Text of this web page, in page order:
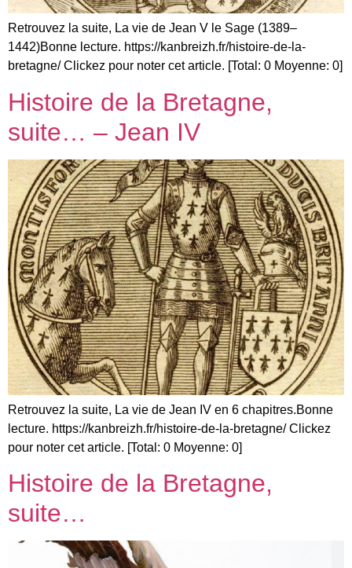
Retrouvez la suite, La vie de Jean V le Sage (1389–
1442)Bonne lecture. https://kanbreizh.fr/histoire-de-la-
bretagne/ Clickez pour noter cet article. [Total: 0 Moyenne: 0]
Histoire de la Bretagne,
suite… – Jean IV
Retrouvez la suite, La vie de Jean IV en 6 chapitres.Bonne
lecture. https://kanbreizh.fr/histoire-de-la-bretagne/ Clickez
pour noter cet article. [Total: 0 Moyenne: 0]
Histoire de la Bretagne,
suite…